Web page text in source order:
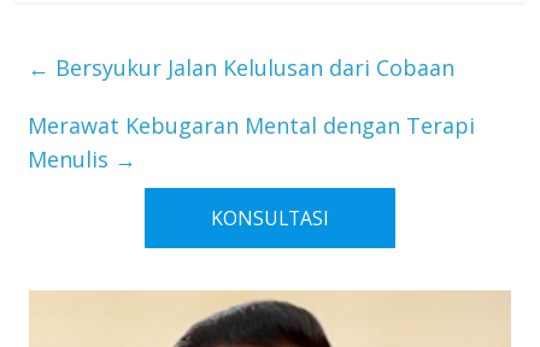
← Bersyukur Jalan Kelulusan dari Cobaan
Merawat Kebugaran Mental dengan Terapi
Menulis →
KONSULTASI